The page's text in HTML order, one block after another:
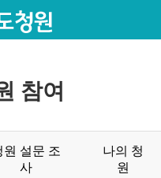
참여
원 설문 조
사
나의 청
원